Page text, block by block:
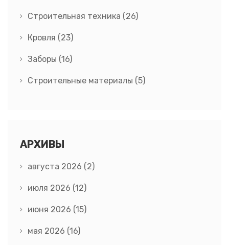
Строительная техника (26)
Кровля (23)
Заборы (16)
Строительные материалы (5)
АРХИВЫ
августа 2026 (2)
июля 2026 (12)
июня 2026 (15)
мая 2026 (16)